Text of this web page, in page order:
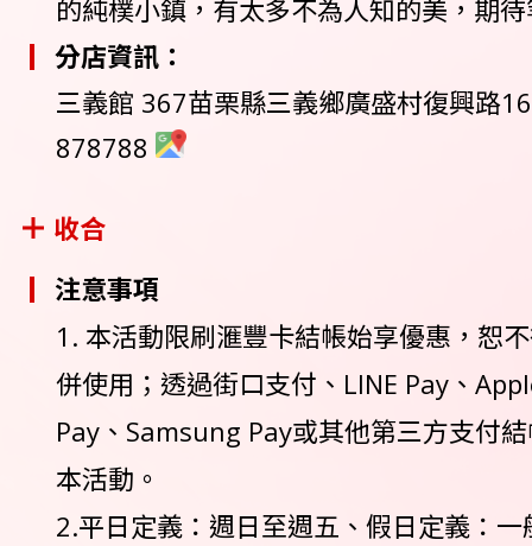
的純樸小鎮，有太多不為人知的美，期
分店資訊：
三義館 367苗栗縣三義鄉廣盛村復興路
878788
收合
注意事項
1. 本活動限刷滙豐卡結帳始享優惠，恕
併使用；透過街口支付、LINE Pay、
Pay、Samsung Pay或其他第三方支付
本活動。
2.平日定義：週日至週五、假日定義：